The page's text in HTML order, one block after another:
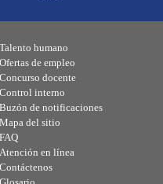
Talento humano
Ofertas de empleo
Concurso docente
Control interno
Buzón de notificaciones
Mapa del sitio
FAQ
Atención en línea
Contáctenos